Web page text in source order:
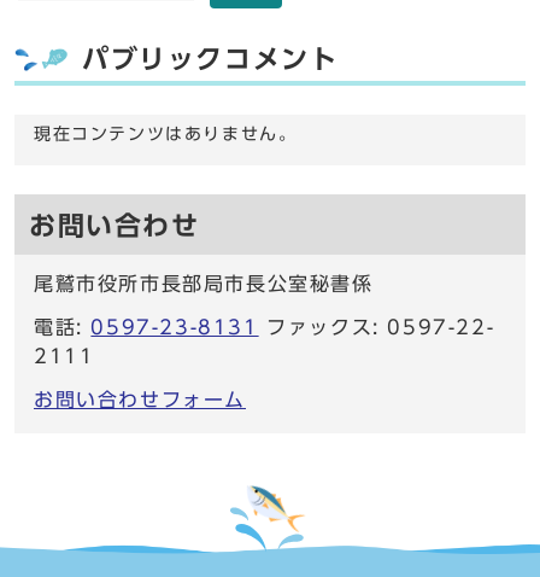
パブリックコメント
現在コンテンツはありません。
お問い合わせ
尾鷲市役所市長部局市長公室秘書係
電話: 0597-23-8131
ファックス: 0597-22-
2111
お問い合わせフォーム